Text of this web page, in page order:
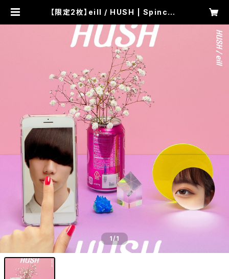
【限定2枚】eill / HUSH | Spincoa
1/1